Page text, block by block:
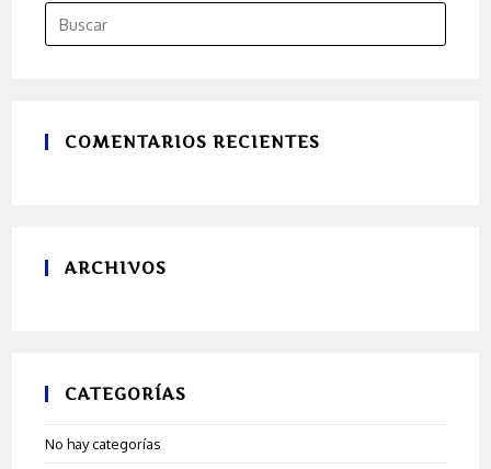
COMENTARIOS RECIENTES
ARCHIVOS
CATEGORÍAS
No hay categorías